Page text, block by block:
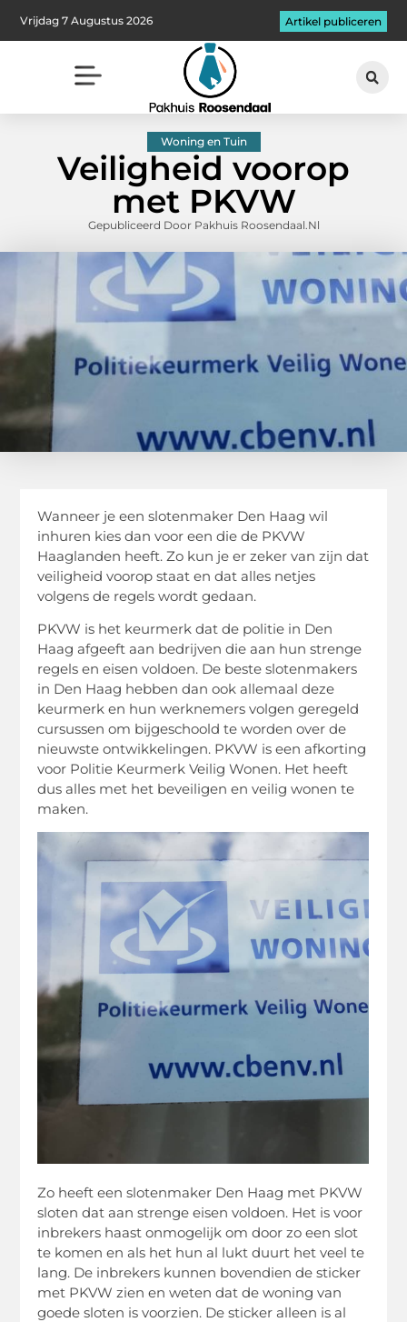
Vrijdag 7 Augustus 2026 Artikel publiceren
Woning en Tuin
Veiligheid voorop
met PKVW
Gepubliceerd Door Pakhuis Roosendaal.nl
Wanneer je een slotenmaker Den Haag wil
inhuren kies dan voor een die de PKVW
Haaglanden heeft. Zo kun je er zeker van zijn dat
veiligheid voorop staat en dat alles netjes
volgens de regels wordt gedaan.
PKVW is het keurmerk dat de politie in Den
Haag afgeeft aan bedrijven die aan hun strenge
regels en eisen voldoen. De beste slotenmakers
in Den Haag hebben dan ook allemaal deze
keurmerk en hun werknemers volgen geregeld
cursussen om bijgeschoold te worden over de
nieuwste ontwikkelingen. PKVW is een afkorting
voor Politie Keurmerk Veilig Wonen. Het heeft
dus alles met het beveiligen en veilig wonen te
maken.
Zo heeft een slotenmaker Den Haag met PKVW
sloten dat aan strenge eisen voldoen. Het is voor
inbrekers haast onmogelijk om door zo een slot
te komen en als het hun al lukt duurt het veel te
lang. De inbrekers kunnen bovendien de sticker
met PKVW zien en weten dat de woning van
goede sloten is voorzien. De sticker alleen is al